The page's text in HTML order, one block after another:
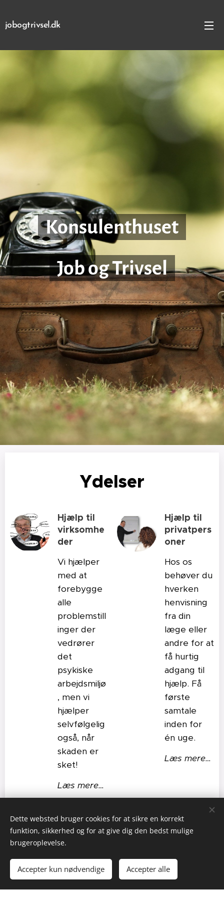
jobogtrivsel.dk
Konsulenthuset
Job og Trivsel
Ydelser
Hjælp til
virksomhe
der
Vi hjælper
med at
forebygge
alle
problemstill
inger der
vedrører
det
psykiske
arbejdsmiljø
, men vi
hjælper
selvfølgelig
også, når
skaden er
sket!
Læs mere…
Hjælp til
privatpers
oner
Hos os
behøver du
hverken
henvisning
fra din
læge eller
andre for at
få hurtig
adgang til
hjælp. Få
første
samtale
inden for
én uge.
Læs mere…
Hjælp til
kirker
Et godt
psykisk
arbejdsmiljø
kommer
Hjælp ved
kriser
for
psykologisk
krisehjælp
Dette websted bruger cookies for at sikre en korrekt
funktion, sikkerhed og for at give dig den bedst mulige
brugeroplevelse.
Accepter kun nødvendige Accepter alle